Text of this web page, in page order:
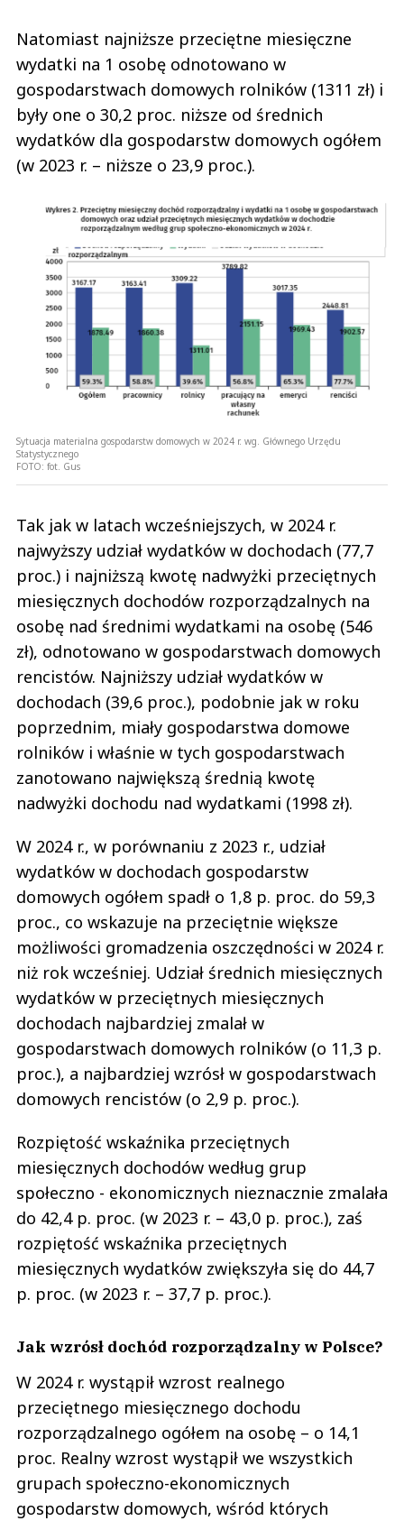
Natomiast najniższe przeciętne miesięczne
wydatki na 1 osobę odnotowano w
gospodarstwach domowych rolników (1311 zł) i
były one o 30,2 proc. niższe od średnich
wydatków dla gospodarstw domowych ogółem
(w 2023 r. – niższe o 23,9 proc.).
Sytuacja materialna gospodarstw domowych w 2024 r. wg. Głównego Urzędu
Statystycznego
FOTO: fot. Gus
Tak jak w latach wcześniejszych, w 2024 r.
najwyższy udział wydatków w dochodach (77,7
proc.) i najniższą kwotę nadwyżki przeciętnych
miesięcznych dochodów rozporządzalnych na
osobę nad średnimi wydatkami na osobę (546
zł), odnotowano w gospodarstwach domowych
rencistów. Najniższy udział wydatków w
dochodach (39,6 proc.), podobnie jak w roku
poprzednim, miały gospodarstwa domowe
rolników i właśnie w tych gospodarstwach
zanotowano największą średnią kwotę
nadwyżki dochodu nad wydatkami (1998 zł).
W 2024 r., w porównaniu z 2023 r., udział
wydatków w dochodach gospodarstw
domowych ogółem spadł o 1,8 p. proc. do 59,3
proc., co wskazuje na przeciętnie większe
możliwości gromadzenia oszczędności w 2024 r.
niż rok wcześniej. Udział średnich miesięcznych
wydatków w przeciętnych miesięcznych
dochodach najbardziej zmalał w
gospodarstwach domowych rolników (o 11,3 p.
proc.), a najbardziej wzrósł w gospodarstwach
domowych rencistów (o 2,9 p. proc.).
Rozpiętość wskaźnika przeciętnych
miesięcznych dochodów według grup
społeczno - ekonomicznych nieznacznie zmalała
do 42,4 p. proc. (w 2023 r. – 43,0 p. proc.), zaś
rozpiętość wskaźnika przeciętnych
miesięcznych wydatków zwiększyła się do 44,7
p. proc. (w 2023 r. – 37,7 p. proc.).
Jak wzrósł dochód rozporządzalny w Polsce?
W 2024 r. wystąpił wzrost realnego
przeciętnego miesięcznego dochodu
rozporządzalnego ogółem na osobę – o 14,1
proc. Realny wzrost wystąpił we wszystkich
grupach społeczno-ekonomicznych
gospodarstw domowych, wśród których